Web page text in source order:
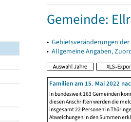
Gemeinde:
▸ Gebietsveränderungen
▸ Allgemeine Angaben,
Familien am 15. Mai 2022
In bundesweit 163 Gemeinden
diesen Anschriften werden die
insgesamt 22 Personen in
Abweichungen in den Summen